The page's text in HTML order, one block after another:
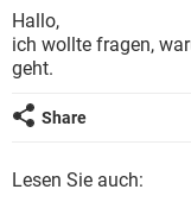
WHATSAPP
FACEBOOK
WINDOWS 10
WHATSAPP
FACEBOOK
SPIELE
ANDROID
WHATSAPP
FACEBOOK
Hallo,
ich wollte fragen,
geht.
Share
Lesen Sie auch: